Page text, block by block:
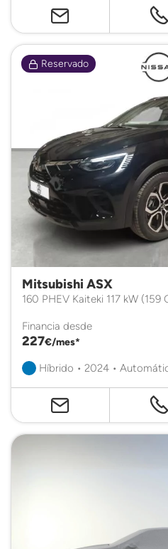
Reservado
Mitsubishi ASX
160 PHEV Kaiteki 117 kW (159
Financia desde
227€/mes*
Híbrido • 2024 •